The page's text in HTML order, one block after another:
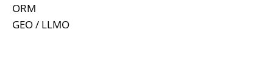
ORM
GEO / LLMO